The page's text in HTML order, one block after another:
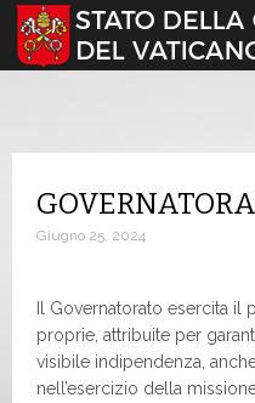
Seleziona la tua lingua
Giugno 25, 2024
Il Governatorato esercita
proprie, attribuite per
visibile indipendenza,
nell’esercizio della